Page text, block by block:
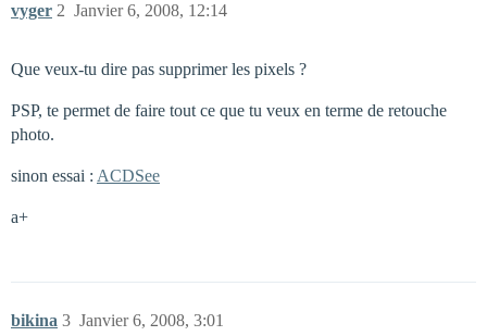
vyger Janvier 6, 2008, 12:14
2
Que veux-tu dire pas supprimer les pixels ?
PSP, te permet de faire tout ce que tu veux en terme de retouche
photo.
sinon essai : ACDSee
a+
bikina Janvier 6, 2008, 3:01
3